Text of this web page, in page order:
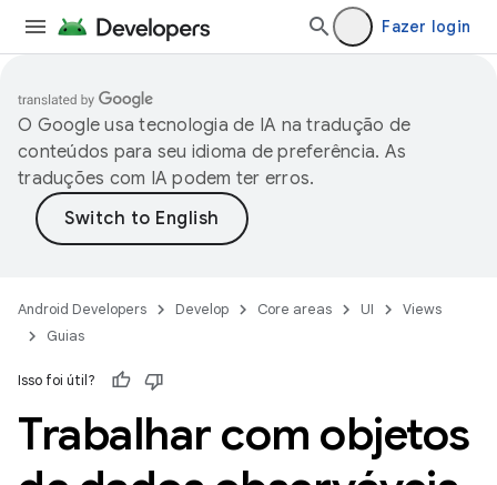
Fazer login
O Google usa tecnologia de IA na tradução de
conteúdos para seu idioma de preferência. As
traduções com IA podem ter erros.
Android Developers Develop Core areas UI
Views
Guias
Isso foi útil?
Trabalhar com objetos